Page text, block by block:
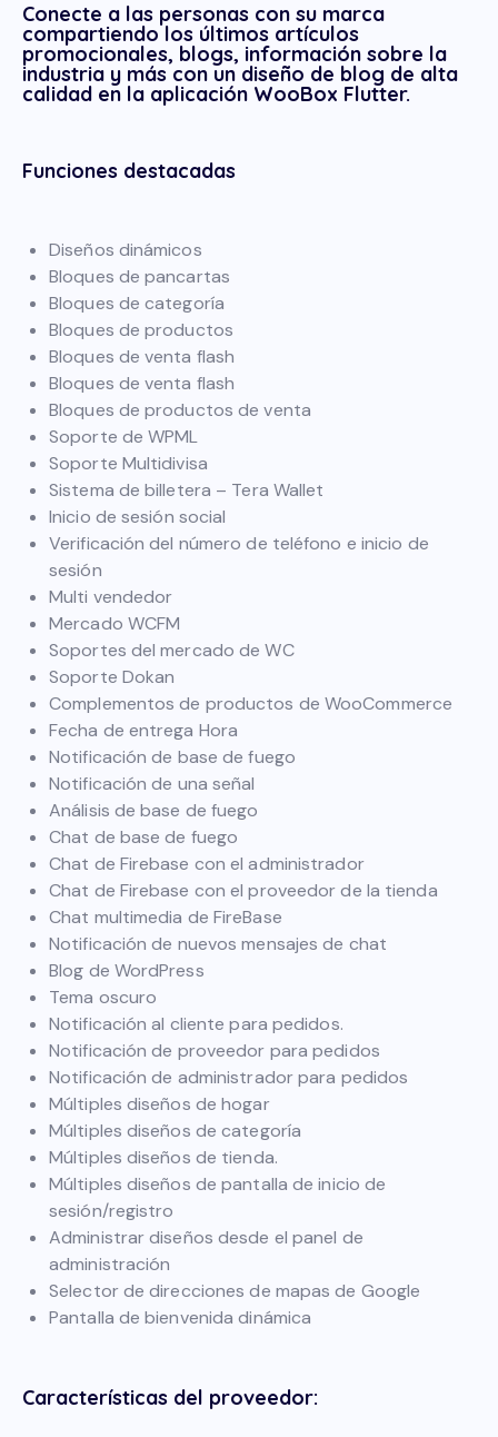
Conecte a las personas con su marca
compartiendo los últimos artículos
promocionales, blogs, información sobre la
industria y más con un diseño de blog de alta
calidad en la aplicación WooBox Flutter.
Funciones destacadas
Diseños dinámicos
Bloques de pancartas
Bloques de categoría
Bloques de productos
Bloques de venta flash
Bloques de venta flash
Bloques de productos de venta
Soporte de WPML
Soporte Multidivisa
Sistema de billetera – Tera Wallet
Inicio de sesión social
Verificación del número de teléfono e inicio de
sesión
Multi vendedor
Mercado WCFM
Soportes del mercado de WC
Soporte Dokan
Complementos de productos de WooCommerce
Fecha de entrega Hora
Notificación de base de fuego
Notificación de una señal
Análisis de base de fuego
Chat de base de fuego
Chat de Firebase con el administrador
Chat de Firebase con el proveedor de la tienda
Chat multimedia de FireBase
Notificación de nuevos mensajes de chat
Blog de WordPress
Tema oscuro
Notificación al cliente para pedidos.
Notificación de proveedor para pedidos
Notificación de administrador para pedidos
Múltiples diseños de hogar
Múltiples diseños de categoría
Múltiples diseños de tienda.
Múltiples diseños de pantalla de inicio de
sesión/registro
Administrar diseños desde el panel de
administración
Selector de direcciones de mapas de Google
Pantalla de bienvenida dinámica
Características del proveedor: